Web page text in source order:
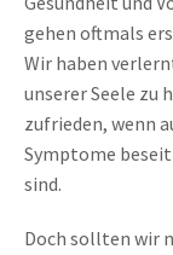
gehen oftmals
Wir haben
unserer Seele zu
zufrieden, wenn
Symptome
sind.
Doch sollten wir